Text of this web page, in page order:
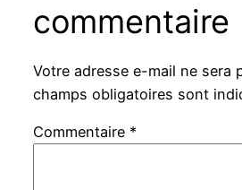
commentaire
Votre adresse e-mail ne sera
champs obligatoires sont
Commentaire *